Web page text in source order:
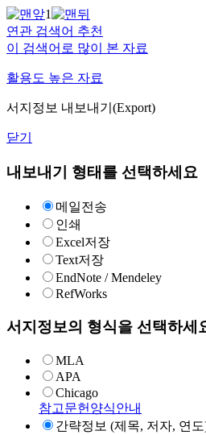
1
연관 검색어 추천
이 검색어로 많이 본 자료
활용도 높은 자료
서지정보 내보내기(Export)
닫기
내보내기 형태를 선택하세요
메일전송
인쇄
Excel저장
Text저장
EndNote / Mendeley
RefWorks
서지정보의 형식을 선택하세
MLA
APA
Chicago
참고문헌양식안내
간략정보 (제목, 저자, 연